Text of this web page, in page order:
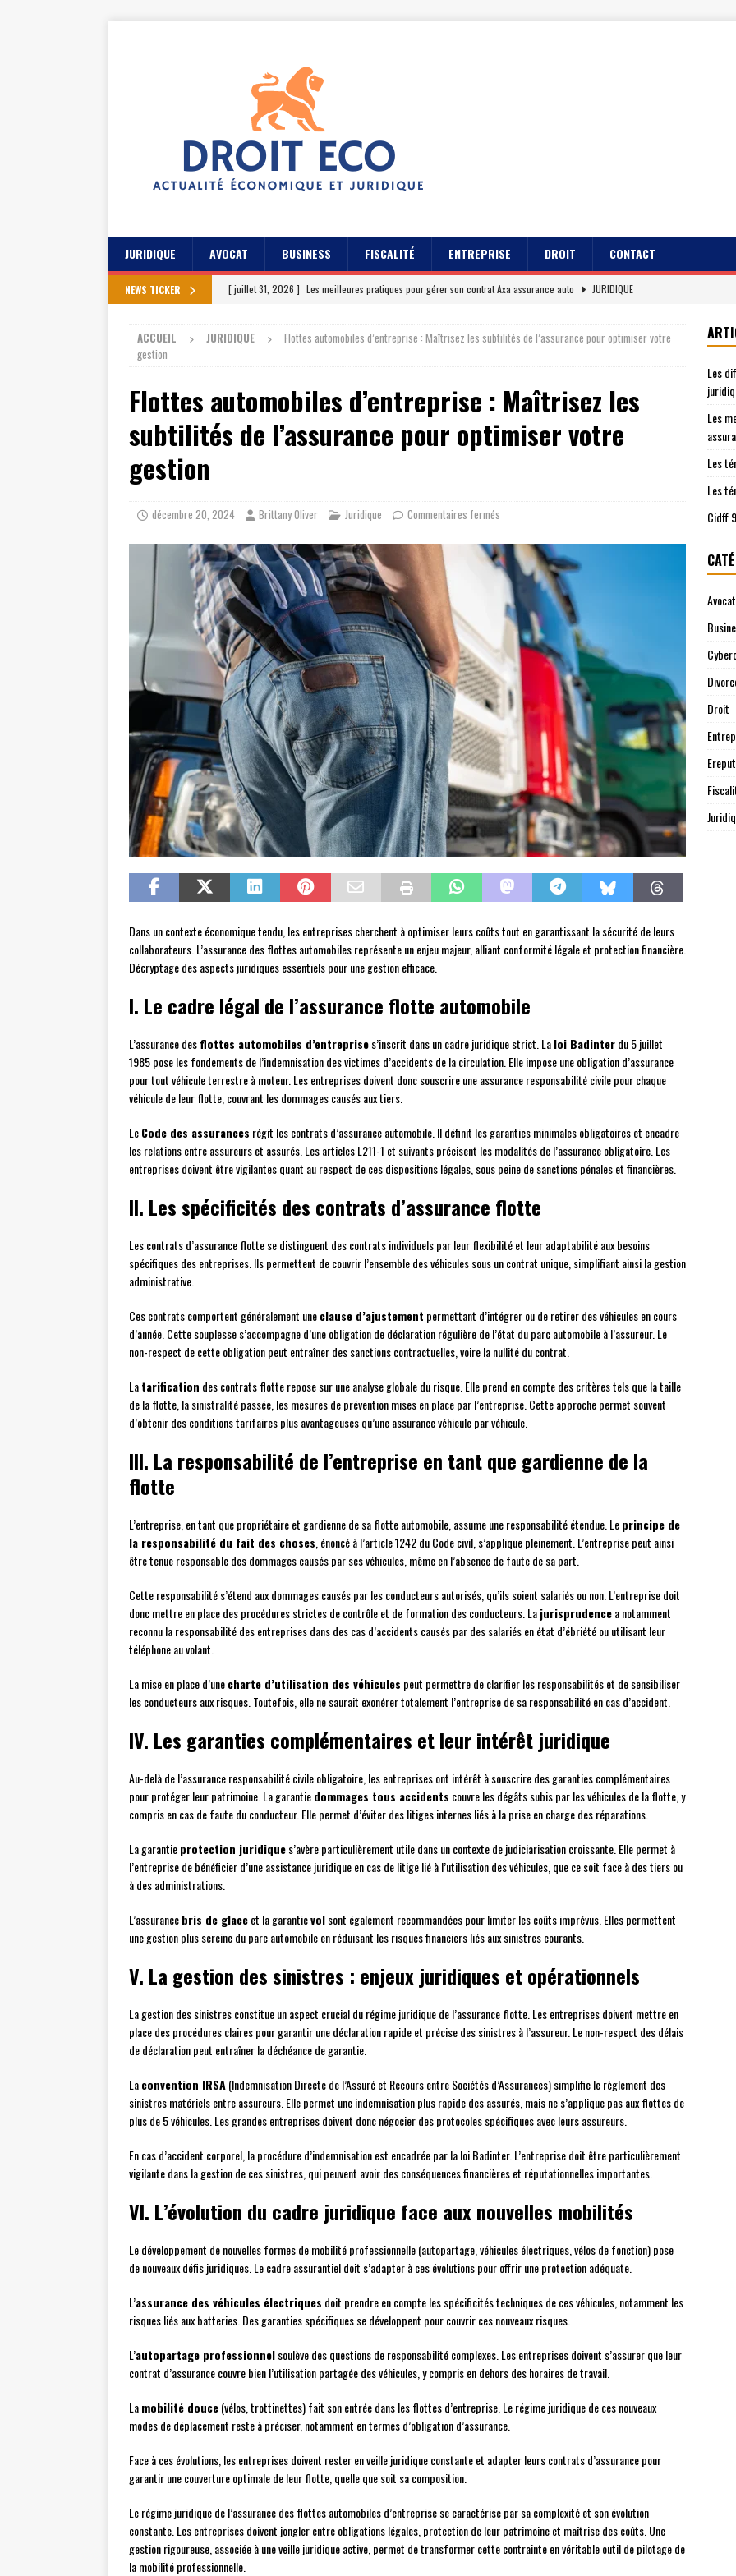
JURIDIQUE AVOCAT BUSINESS FISCALITÉ ENTREPRISE DROIT CONTACT
NEWS TICKER [ juillet 31, 2026 ] Les meilleures pratiques pour gérer son contrat Axa assurance auto
JURIDIQUE
[ juillet 23, 2026 ] Les témoignages clients sur Axa assurance auto en 2026
EREPUTATION
[ août 4, 2026 ]
Les différences entre le Cidff 94 et d’autres services juridiques JURIDIQUE
ACCUEIL JURIDIQUE
Flottes automobiles d’entreprise : Maîtrisez les subtilités de l’assurance pour optimiser votre
gestion
Flottes automobiles d’entreprise : Maîtrisez les
subtilités de l’assurance pour optimiser votre
gestion
décembre 20, 2024 Brittany Oliver Juridique Commentaires fermés
Dans un contexte économique tendu, les entreprises cherchent à optimiser leurs coûts tout en garantissant la sécurité de leurs
collaborateurs. L’assurance des flottes automobiles représente un enjeu majeur, alliant conformité légale et protection financière.
Décryptage des aspects juridiques essentiels pour une gestion efficace.
I. Le cadre légal de l’assurance flotte automobile
L’assurance desflottes automobiles d’entreprises’inscrit dans un cadre juridique strict. Laloi Badinterdu 5 juillet
1985 pose les fondements de l’indemnisation des victimes d’accidents de la circulation. Elle impose une obligation d’assurance
pour tout véhicule terrestre à moteur. Les entreprises doivent donc souscrire une assurance responsabilité civile pour chaque
véhicule de leur flotte, couvrant les dommages causés aux tiers.
LeCode des assurances régit les contrats d’assurance automobile. Il définit les garanties minimales obligatoires et encadre
les relations entre assureurs et assurés. Les articles L211-1 et suivants précisent les modalités de l’assurance obligatoire. Les
entreprises doivent être vigilantes quant au respect de ces dispositions légales, sous peine de sanctions pénales et financières.
II. Les spécificités des contrats d’assurance flotte
Les contrats d’assurance flotte se distinguent des contrats individuels par leur flexibilité et leur adaptabilité aux besoins
spécifiques des entreprises. Ils permettent de couvrir l’ensemble des véhicules sous un contrat unique, simplifiant ainsi la gestion
administrative.
Ces contrats comportent généralement uneclause d’ajustement permettant d’intégrer ou de retirer des véhicules en cours
d’année. Cette souplesse s’accompagne d’une obligation de déclaration régulière de l’état du parc automobile à l’assureur. Le
non-respect de cette obligation peut entraîner des sanctions contractuelles, voire la nullité du contrat.
Latarification des contrats flotte repose sur une analyse globale du risque. Elle prend en compte des critères tels que la taille
de la flotte, la sinistralité passée, les mesures de prévention mises en place par l’entreprise. Cette approche permet souvent
d’obtenir des conditions tarifaires plus avantageuses qu’une assurance véhicule par véhicule.
III. La responsabilité de l’entreprise en tant que gardienne de la
flotte
L’entreprise, en tant que propriétaire et gardienne de sa flotte automobile, assume une responsabilité étendue. Leprincipe de
la responsabilité du fait des choses , énoncé à l’article 1242 du Code civil, s’applique pleinement. L’entreprise peut ainsi
être tenue responsable des dommages causés par ses véhicules, même en l’absence de faute de sa part.
Cette responsabilité s’étend aux dommages causés par les conducteurs autorisés, qu’ils soient salariés ou non. L’entreprise doit
donc mettre en place des procédures strictes de contrôle et de formation des conducteurs. Lajurisprudencea notamment
reconnu la responsabilité des entreprises dans des cas d’accidents causés par des salariés en état d’ébriété ou utilisant leur
téléphone au volant.
La mise en place d’unecharte d’utilisation des véhicules peut permettre de clarifier les responsabilités et de sensibiliser
les conducteurs aux risques. Toutefois, elle ne saurait exonérer totalement l’entreprise de sa responsabilité en cas d’accident.
IV. Les garanties complémentaires et leur intérêt juridique
Au-delà de l’assurance responsabilité civile obligatoire, les entreprises ont intérêt à souscrire des garanties complémentaires
pour protéger leur patrimoine. La garantiedommages tous accidents couvre les dégâts subis par les véhicules de la flotte, y
compris en cas de faute du conducteur. Elle permet d’éviter des litiges internes liés à la prise en charge des réparations.
La garantieprotection juridiques’avère particulièrement utile dans un contexte de judiciarisation croissante. Elle permet à
l’entreprise de bénéficier d’une assistance juridique en cas de litige lié à l’utilisation des véhicules, que ce soit face à des tiers ou
à des administrations.
L’assurancebris de glaceet la garantievolsont également recommandées pour limiter les coûts imprévus. Elles permettent
une gestion plus sereine du parc automobile en réduisant les risques financiers liés aux sinistres courants.
V. La gestion des sinistres : enjeux juridiques et opérationnels
La gestion des sinistres constitue un aspect crucial du régime juridique de l’assurance flotte. Les entreprises doivent mettre en
place des procédures claires pour garantir une déclaration rapide et précise des sinistres à l’assureur. Le non-respect des délais
de déclaration peut entraîner la déchéance de garantie.
Laconvention IRSA(Indemnisation Directe de l’Assuré et Recours entre Sociétés d’Assurances) simplifie le règlement des
sinistres matériels entre assureurs. Elle permet une indemnisation plus rapide des assurés, mais ne s’applique pas aux flottes de
plus de 5 véhicules. Les grandes entreprises doivent donc négocier des protocoles spécifiques avec leurs assureurs.
En cas d’accident corporel, la procédure d’indemnisation est encadrée par la loi Badinter. L’entreprise doit être particulièrement
vigilante dans la gestion de ces sinistres, qui peuvent avoir des conséquences financières et réputationnelles importantes.
VI. L’évolution du cadre juridique face aux nouvelles mobilités
Le développement de nouvelles formes de mobilité professionnelle (autopartage, véhicules électriques, vélos de fonction) pose
de nouveaux défis juridiques. Le cadre assurantiel doit s’adapter à ces évolutions pour offrir une protection adéquate.
L’assurance des véhicules électriques doit prendre en compte les spécificités techniques de ces véhicules, notamment les
risques liés aux batteries. Des garanties spécifiques se développent pour couvrir ces nouveaux risques.
L’autopartage professionnelsoulève des questions de responsabilité complexes. Les entreprises doivent s’assurer que leur
contrat d’assurance couvre bien l’utilisation partagée des véhicules, y compris en dehors des horaires de travail.
Lamobilité douce(vélos, trottinettes) fait son entrée dans les flottes d’entreprise. Le régime juridique de ces nouveaux
modes de déplacement reste à préciser, notamment en termes d’obligation d’assurance.
Face à ces évolutions, les entreprises doivent rester en veille juridique constante et adapter leurs contrats d’assurance pour
garantir une couverture optimale de leur flotte, quelle que soit sa composition.
Le régime juridique de l’assurance des flottes automobiles d’entreprise se caractérise par sa complexité et son évolution
constante. Les entreprises doivent jongler entre obligations légales, protection de leur patrimoine et maîtrise des coûts. Une
gestion rigoureuse, associée à une veille juridique active, permet de transformer cette contrainte en véritable outil de pilotage de
la mobilité professionnelle.
Les
Les
Les
Les
Cidff
Avocat
Droit